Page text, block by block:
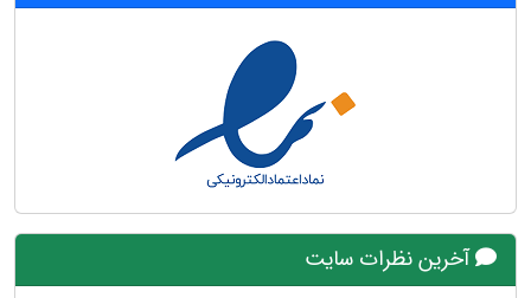
آخرین نظرات سایت